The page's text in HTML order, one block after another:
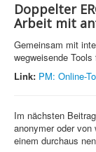
Doppelter
Arbeit mit
Gemeinsam mit
wegweisende
Link: PM: Online-
Im nächsten
anonymer oder
einem durchaus